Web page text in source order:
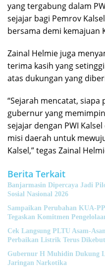
yang tergabung dalam
sejajar bagi Pemrov
bersama demi kemajuan
Zainal Helmie juga
terima kasih yang
atas dukungan yang
“Sejarah mencatat,
gubernur yang
sejajar dengan PWI
misi daerah untuk
Kalsel,” tegas Zainal
Berita Terkait
Banjarmasin Dipercaya Jadi
Sosial Nasional 2026
Sampaikan Perubahan KUA-
Tegaskan Komitmen
Cek Langsung PLTU Asam-
Perbaikan Listrik Terus Dikebut
Gubernur H Muhidin Dukung
Jaringan Narkotika